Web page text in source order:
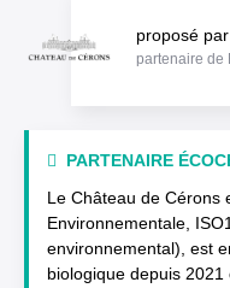
proposé par
partenaire de
PARTENAIRE
Le Château de Cérons
Environnementale,
environnemental), est
biologique depuis